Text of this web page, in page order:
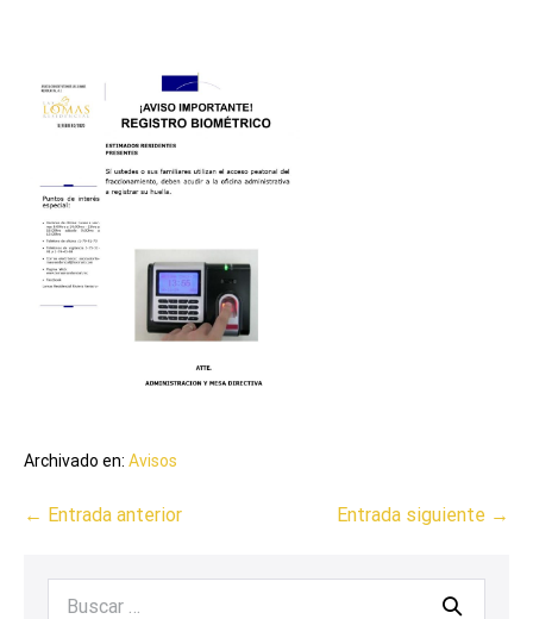
Archivado en: Avisos
← Entrada anterior Entrada siguiente →